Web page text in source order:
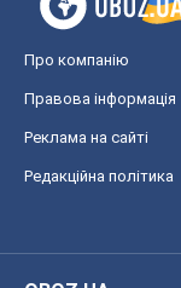
Про компанію
Правова інформація
Реклама на сайті
Редакційна політика